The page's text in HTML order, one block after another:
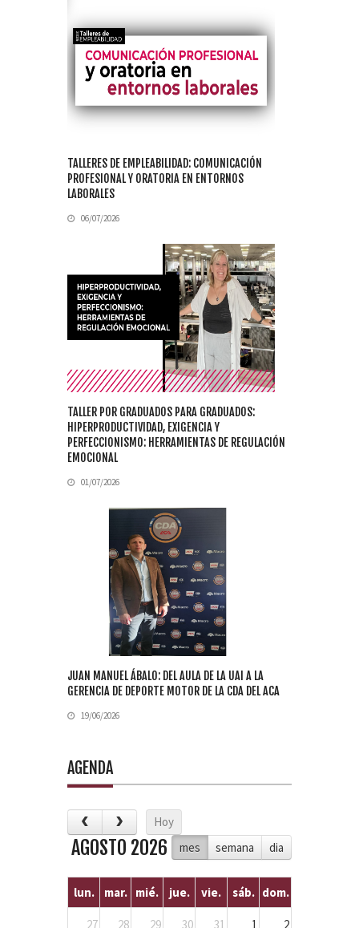
TALLERES DE EMPLEABILIDAD: COMUNICACIÓN
PROFESIONAL Y ORATORIA EN ENTORNOS
LABORALES
06/07/2026
TALLER POR GRADUADOS PARA GRADUADOS:
HIPERPRODUCTIVIDAD, EXIGENCIA Y
PERFECCIONISMO: HERRAMIENTAS DE REGULACIÓN
EMOCIONAL
01/07/2026
JUAN MANUEL ÁBALO: DEL AULA DE LA UAI A LA
GERENCIA DE DEPORTE MOTOR DE LA CDA DEL ACA
19/06/2026
AGENDA
Hoy
mes
semana dia
AGOSTO 2026
lun. mar. mié. jue. vie. sáb. dom.
27 28 29 30 31 1 2